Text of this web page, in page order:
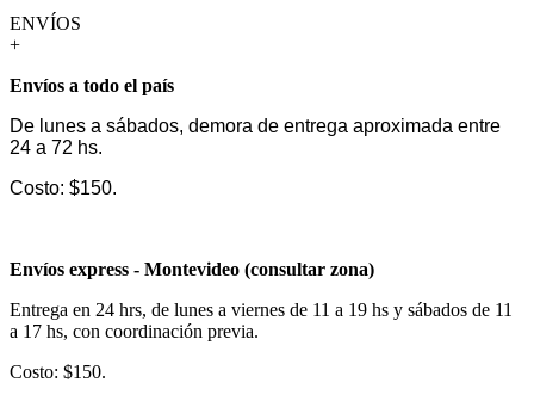
ENVÍOS
+
Envíos a todo el país
De lunes a sábados, demora de entrega aproximada entre
24 a 72 hs.
Costo: $150.
Envíos express - Montevideo (consultar zona)
Entrega en 24 hrs, de lunes a viernes de 11 a 19 hs y sábados de 11
a 17 hs, con coordinación previa.
Costo: $150.